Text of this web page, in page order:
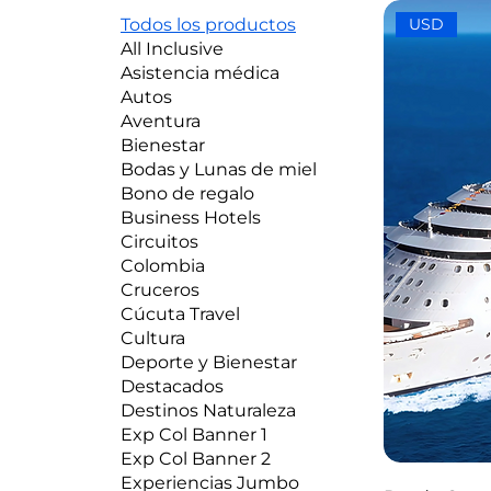
Todos los productos
All Inclusive
Asistencia médica
Autos
Aventura
Bienestar
Bodas y Lunas de miel
Bono de regalo
Business Hotels
Circuitos
Colombia
Cruceros
Cúcuta Travel
Cultura
Deporte y Bienestar
Destacados
Destinos Naturaleza
Exp Col Banner 1
Exp Col Banner 2
Experiencias Jumbo
USD